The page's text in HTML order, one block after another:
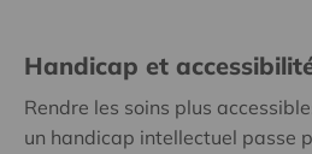
Handicap et
Rendre les soins plus
un handicap intellectuel passe